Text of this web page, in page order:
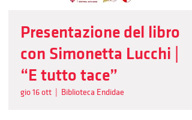
Presentazione del libro
con Simonetta Lucchi |
“E tutto tace”
gio 16 ott Biblioteca Endidae